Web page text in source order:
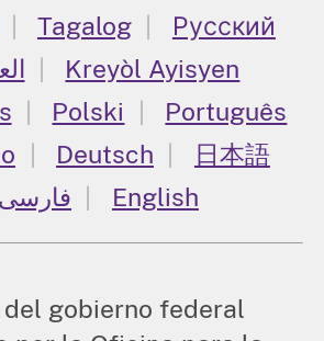
Tagalog
Русский
Kreyòl Ayisyen
Polski
Português
Deutsch
日本語
فارسی
English
gobierno federal